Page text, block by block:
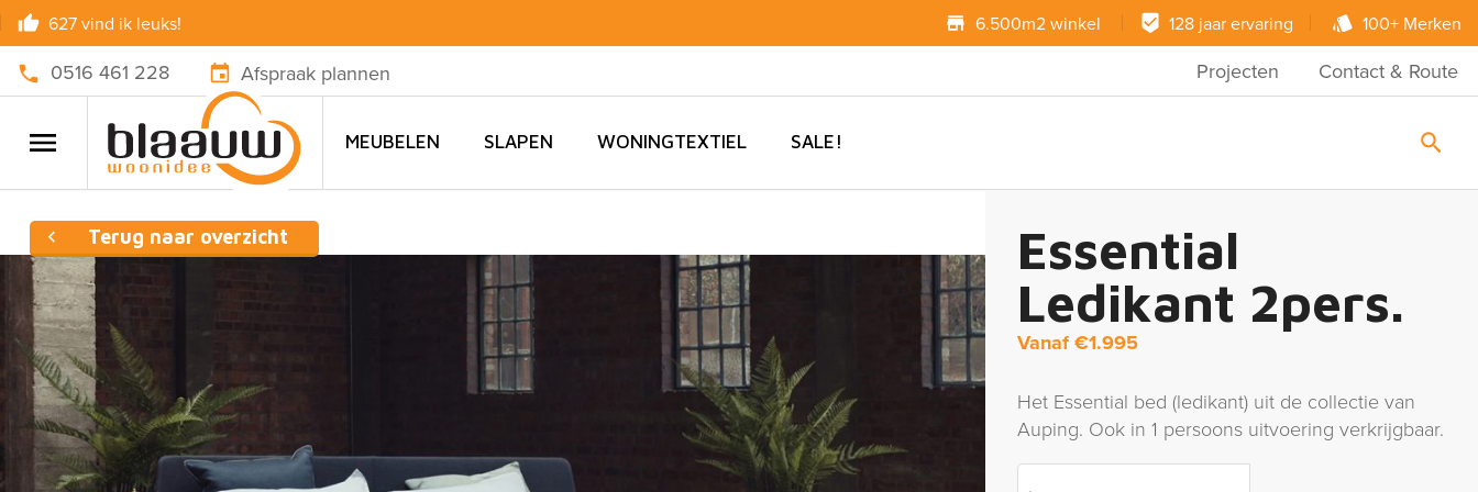
627 vind ik leuks! 6.500m2 winkel 128 jaar ervaring 100+ Merken
0516 461 228 Afspraak plannen Projecten Contact & Route
MEUBELEN SLAPEN WONINGTEXTIEL SALE!
Terug naar overzicht
Essential
Ledikant 2pers.
Vanaf €1.995
Het Essential bed (ledikant) uit de collectie van
Auping. Ook in 1 persoons uitvoering verkrijgbaar.